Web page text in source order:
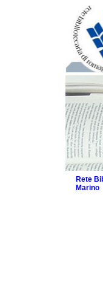
Rete
Marino